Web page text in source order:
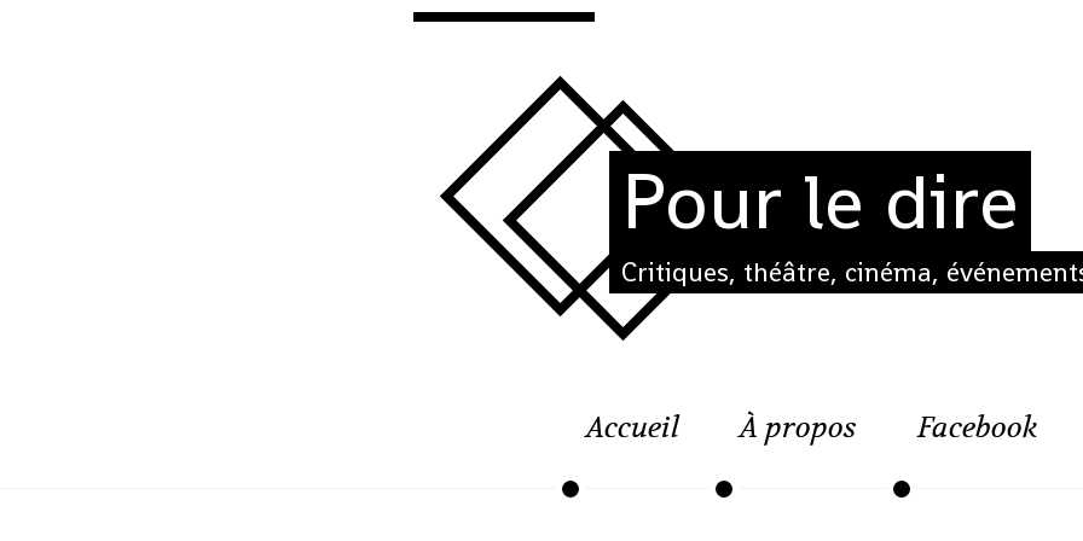
Pour le dire
Critiques, théâtre, cinéma,
Accueil À propos Facebook